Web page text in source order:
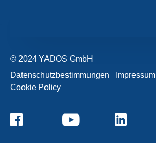
© 2024 YADOS GmbH
Datenschutzbestimmungen
Impressum
Cookie Policy